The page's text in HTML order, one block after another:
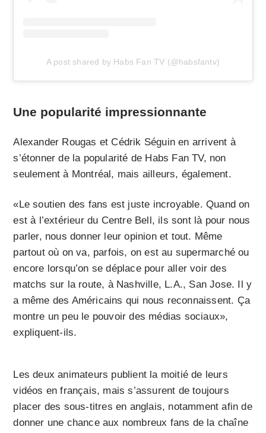
A post shared by Habs Fan TV (@habsfantv)
Une popularité impressionnante
Alexander Rougas et Cédrik Séguin en arrivent à
s’étonner de la popularité de Habs Fan TV, non
seulement à Montréal, mais ailleurs, également.
«Le soutien des fans est juste incroyable. Quand on
est à l’extérieur du Centre Bell, ils sont là pour nous
parler, nous donner leur opinion et tout. Même
partout où on va, parfois, on est au supermarché ou
encore lorsqu’on se déplace pour aller voir des
matchs sur la route, à Nashville, L.A., San Jose. Il y
a même des Américains qui nous reconnaissent. Ça
montre un peu le pouvoir des médias sociaux»,
expliquent-ils.
Les deux animateurs publient la moitié de leurs
vidéos en français, mais s’assurent de toujours
placer des sous-titres en anglais, notamment afin de
donner une chance aux nombreux fans de la chaîne